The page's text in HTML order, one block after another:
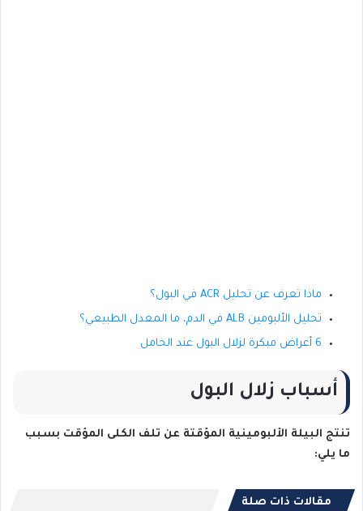
ماذا تعرف عن تحليل ACR في البول؟
تحليل الألبومين ALB في الدم، ما المعدل الطبيعي؟
6 أعراض مبكرة لزلال البول عند الحامل
أسباب زلال البول
تنتج البيلة الألبومينية المؤقتة عن تلف الكلى المؤقت بسبب
ما يلي:
مقالات ذات صلة